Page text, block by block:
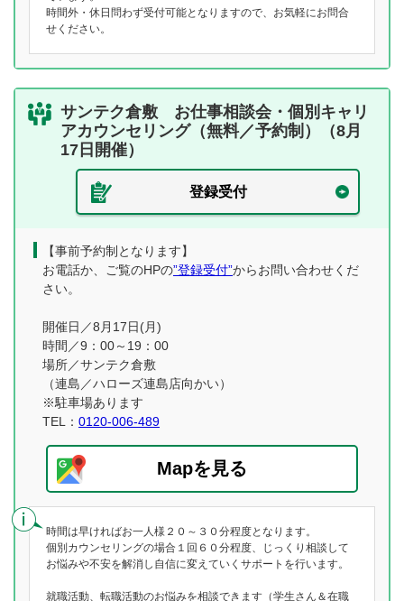
時間外・休日問わず受付可能となりますので、お気軽にお問合
せください。
サンテク倉敷 お仕事相談会・個別キャリ
アカウンセリング（無料／予約制）（8月
17日開催）
登録受付
【事前予約制となります】
お電話か、ご覧のHPの”登録受付”からお問い合わせくだ
さい。
開催日／8月17日(月)
時間／9：00～19：00
場所／サンテク倉敷
（連島／ハローズ連島店向かい）
※駐車場あります
TEL： 0120-006-489
Mapを見る
時間は早ければお一人様２０～３０分程度となります。
個別カウンセリングの場合１回６０分程度、じっくり相談して
お悩みや不安を解消し自信に変えていくサポートを行います。
就職活動、転職活動のお悩みを相談できます（学生さん＆在職